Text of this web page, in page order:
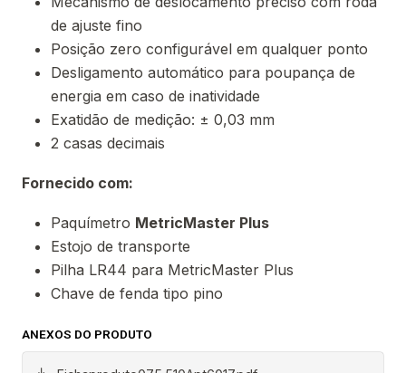
de ajuste fino
Posição zero configurável em qualquer ponto
Desligamento automático para poupança de
energia em caso de inatividade
Exatidão de medição: ± 0,03 mm
2 casas decimais
Fornecido com:
Paquímetro MetricMaster Plus
Estojo de transporte
Pilha LR44 para MetricMaster Plus
Chave de fenda tipo pino
ANEXOS DO PRODUTO